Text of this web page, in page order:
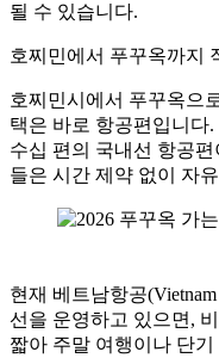
될 수 있습니다.
호찌민에서 푸꾸옥까지
호찌민시에서 푸꾸옥으
택은 바로 항공편입니다
수십 편의 국내선 항공
들은 시간 제약 없이 자
현재 베트남항공
선을 운영하고 있으면,
짧아 주말 여행이나 단